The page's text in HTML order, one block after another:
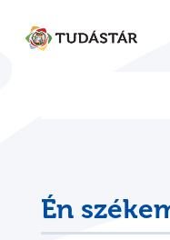
content
Én